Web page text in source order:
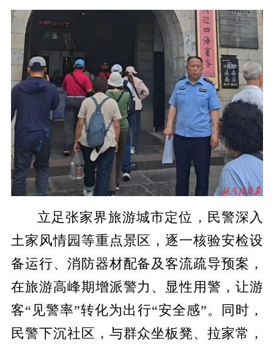
立足张家界旅游城市定位，民警深入
土家风情园等重点景区，逐一核验安检设
备运行、消防器材配备及客流疏导预案，
在旅游高峰期增派警力、显性用警，让游
客“见警率”转化为出行“安全感”。同时，
民警下沉社区，与群众坐板凳、拉家常，